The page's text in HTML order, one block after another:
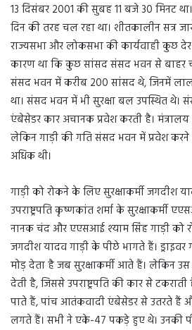
13 दिसंबर 2001 की सुबह 11 बजे 30 मिनट
दिन की तरह चल रहा था। शीतकालीन सत्र
राज्यसभा और लोकसभा की कार्यवाही कुछ
कारण था कि कुछ सांसद संसद भवन से
संसद भवन में करीब 200 सांसद थे, जिनमें
था। संसद भवन में भी सुरक्षा बल उपस्थित
एंबेसेडर कार अचानक प्रवेश करती है। मंत्रालय
लेकिन गाड़ी की गति संसद भवन में प्रवेश करने
अधिक थी।
गाड़ी को रोकने के लिए सुरक्षाकर्मी जगदीश
उपराष्ट्रपति कृष्णकांत शर्मा के सुरक्षाकर्मी
नानक चंद और एएसआई श्याम सिंह गाड़ी को
जगदीश यादव गाड़ी के पीछे भागते हैं।
मोड़ देता है जब सुरक्षाकर्मी आते हैं। लेकिन उस
देती है, जिससे उपराष्ट्रपति की कार से
पाते हैं, पांच आतंकवादी एंबेसेडर से उतरते हैं
लगते हैं। सभी ने एके-47 पकड़े हुए थे। उनकी